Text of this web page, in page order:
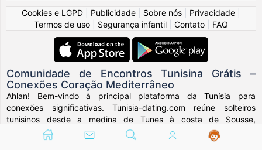
Cookies e LGPD
Publicidade Sobre nós Privacidade
Termos de uso
Segurança infantil Contato FAQ
Comunidade de Encontros Tunisina Grátis –
Conexões Coração Mediterrâneo
Ahlan! Bem-vindo à principal plataforma da Tunísia para
conexões significativas. Tunisia-dating.com reúne solteiros
tunisinos desde a medina de Tunes à costa de Sousse,
celebrando a encruzilhada de culturas africanas, árabes e
mediterrâneas.